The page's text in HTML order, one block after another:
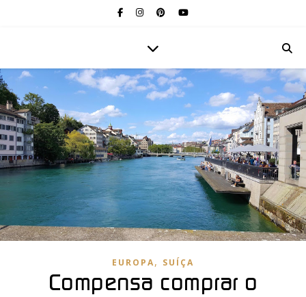
EUROPA, SUÍÇA
Compensa comprar o